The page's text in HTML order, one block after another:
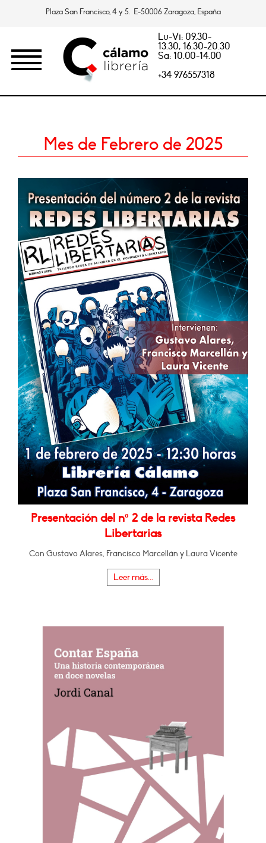
Plaza San Francisco, 4 y 5. E-50006 Zaragoza, España
Lu-Vi: 09.30-
13.30, 16.30-20.30
Sa: 10.00-14.00
+34 976557318
Mes de Febrero de 2025
Presentación del nº 2 de la revista Redes
Libertarias
Con Gustavo Alares, Francisco Marcellán y Laura Vicente
Leer más...